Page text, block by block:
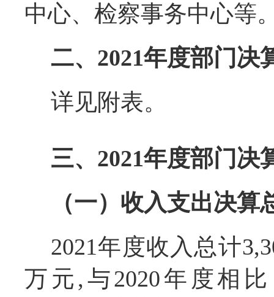
中心、检察事务中心等
二、2021年度部门决
详见附表。
三、2021年度部门决
（一）收入支出决算
2021年度收入总计
万元,与2020年度相